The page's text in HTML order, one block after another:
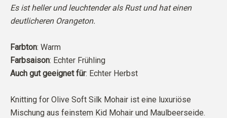
Es ist heller und leuchtender als Rust und hat einen
deutlicheren Orangeton.
Farbton: Warm
Farbsaison: Echter Frühling
Auch gut geeignet für: Echter Herbst
Knitting for Olive Soft Silk Mohair ist eine luxuriöse
Mischung aus feinstem Kid Mohair und Maulbeerseide.